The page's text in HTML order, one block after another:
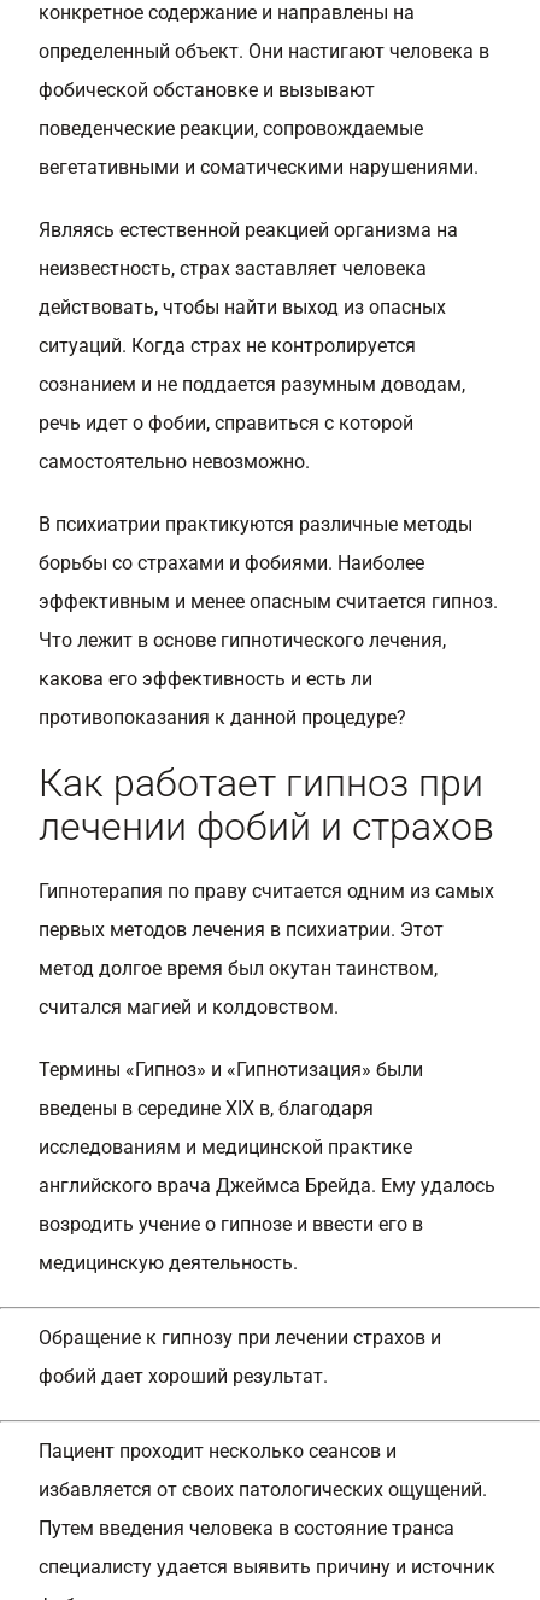
конкретное содержание и направлены на
определенный объект. Они настигают человека в
фобической обстановке и вызывают
поведенческие реакции, сопровождаемые
вегетативными и соматическими нарушениями.
Являясь естественной реакцией организма на
неизвестность, страх заставляет человека
действовать, чтобы найти выход из опасных
ситуаций. Когда страх не контролируется
сознанием и не поддается разумным доводам,
речь идет о фобии, справиться с которой
самостоятельно невозможно.
В психиатрии практикуются различные методы
борьбы со страхами и фобиями. Наиболее
эффективным и менее опасным считается гипноз.
Что лежит в основе гипнотического лечения,
какова его эффективность и есть ли
противопоказания к данной процедуре?
Как работает гипноз при
лечении фобий и страхов
Гипнотерапия по праву считается одним из самых
первых методов лечения в психиатрии. Этот
метод долгое время был окутан таинством,
считался магией и колдовством.
Термины «Гипноз» и «Гипнотизация» были
введены в середине XIX в, благодаря
исследованиям и медицинской практике
английского врача Джеймса Брейда. Ему удалось
возродить учение о гипнозе и ввести его в
медицинскую деятельность.
Обращение к гипнозу при лечении страхов и
фобий дает хороший результат.
Пациент проходит несколько сеансов и
избавляется от своих патологических ощущений.
Путем введения человека в состояние транса
специалисту удается выявить причину и источник